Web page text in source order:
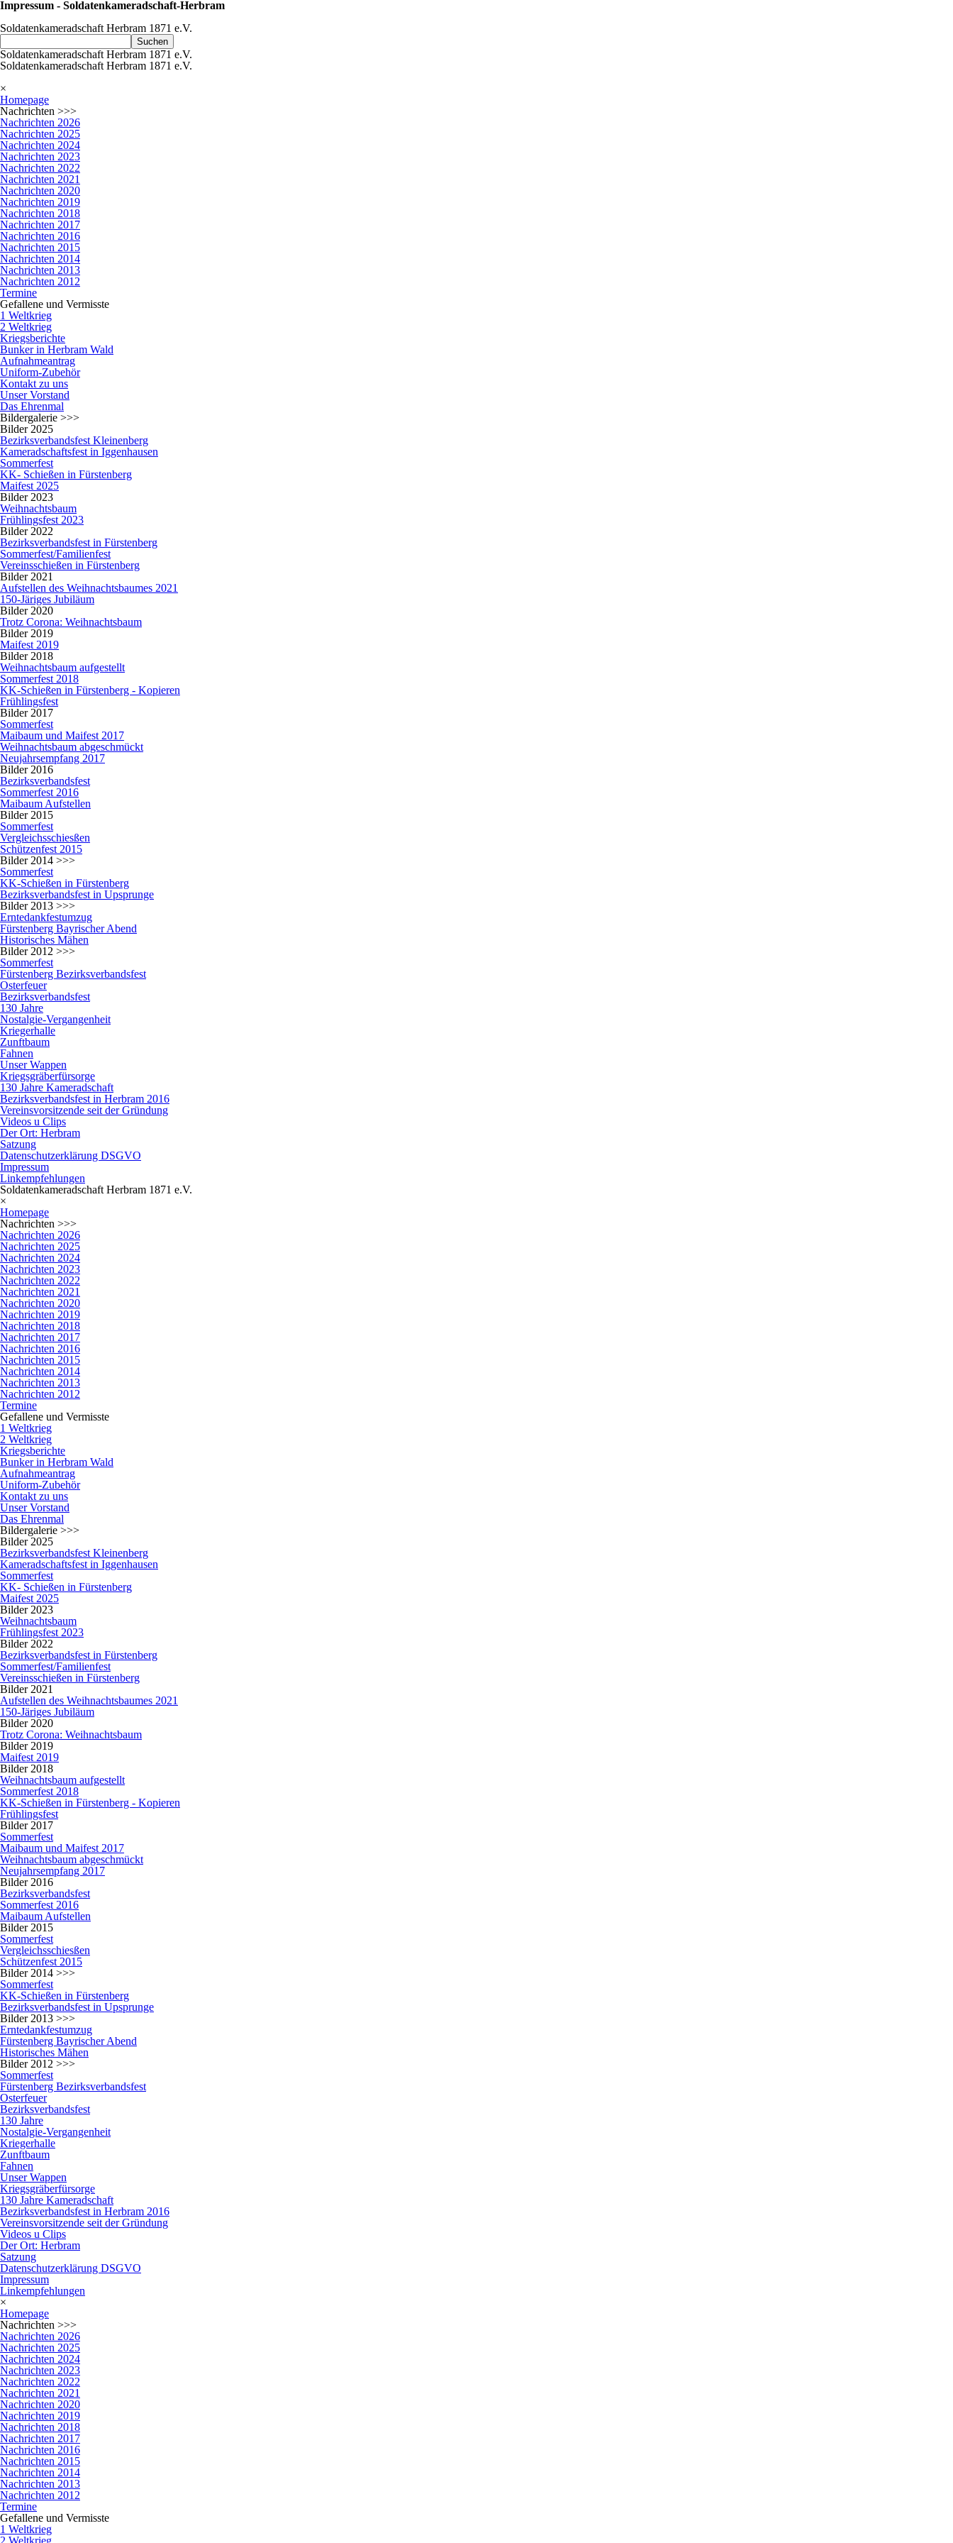
Impressum - Soldatenkameradschaft-Herbram
Soldatenkameradschaft Herbram 1871 e.V.
Suchen
Soldatenkameradschaft Herbram 1871 e.V.
Soldatenkameradschaft Herbram 1871 e.V.
×
Homepage
Nachrichten >>>
Nachrichten 2026
Nachrichten 2025
Nachrichten 2024
Nachrichten 2023
Nachrichten 2022
Nachrichten 2021
Nachrichten 2020
Nachrichten 2019
Nachrichten 2018
Nachrichten 2017
Nachrichten 2016
Nachrichten 2015
Nachrichten 2014
Nachrichten 2013
Nachrichten 2012
Termine
Gefallene und Vermisste
1 Weltkrieg
2 Weltkrieg
Kriegsberichte
Bunker in Herbram Wald
Aufnahmeantrag
Uniform-Zubehör
Kontakt zu uns
Unser Vorstand
Das Ehrenmal
Bildergalerie >>>
Bilder 2025
Bezirksverbandsfest Kleinenberg
Kameradschaftsfest in Iggenhausen
Sommerfest
KK- Schießen in Fürstenberg
Maifest 2025
Bilder 2023
Weihnachtsbaum
Frühlingsfest 2023
Bilder 2022
Bezirksverbandsfest in Fürstenberg
Sommerfest/Familienfest
Vereinsschießen in Fürstenberg
Bilder 2021
Aufstellen des Weihnachtsbaumes 2021
150-Järiges Jubiläum
Bilder 2020
Trotz Corona: Weihnachtsbaum
Bilder 2019
Maifest 2019
Bilder 2018
Weihnachtsbaum aufgestellt
Sommerfest 2018
KK-Schießen in Fürstenberg - Kopieren
Frühlingsfest
Bilder 2017
Sommerfest
Maibaum und Maifest 2017
Weihnachtsbaum abgeschmückt
Neujahrsempfang 2017
Bilder 2016
Bezirksverbandsfest
Sommerfest 2016
Maibaum Aufstellen
Bilder 2015
Sommerfest
Vergleichsschiesßen
Schützenfest 2015
Bilder 2014 >>>
Sommerfest
KK-Schießen in Fürstenberg
Bezirksverbandsfest in Upsprunge
Bilder 2013 >>>
Erntedankfestumzug
Fürstenberg Bayrischer Abend
Historisches Mähen
Bilder 2012 >>>
Sommerfest
Fürstenberg Bezirksverbandsfest
Osterfeuer
Bezirksverbandsfest
130 Jahre
Nostalgie-Vergangenheit
Kriegerhalle
Zunftbaum
Fahnen
Unser Wappen
Kriegsgräberfürsorge
130 Jahre Kameradschaft
Bezirksverbandsfest in Herbram 2016
Vereinsvorsitzende seit der Gründung
Videos u Clips
Der Ort: Herbram
Satzung
Datenschutzerklärung DSGVO
Impressum
Linkempfehlungen
Soldatenkameradschaft Herbram 1871 e.V.
×
Homepage
Nachrichten >>>
Nachrichten 2026
Nachrichten 2025
Nachrichten 2024
Nachrichten 2023
Nachrichten 2022
Nachrichten 2021
Nachrichten 2020
Nachrichten 2019
Nachrichten 2018
Nachrichten 2017
Nachrichten 2016
Nachrichten 2015
Nachrichten 2014
Nachrichten 2013
Nachrichten 2012
Termine
Gefallene und Vermisste
1 Weltkrieg
2 Weltkrieg
Kriegsberichte
Bunker in Herbram Wald
Aufnahmeantrag
Uniform-Zubehör
Kontakt zu uns
Unser Vorstand
Das Ehrenmal
Bildergalerie >>>
Bilder 2025
Bezirksverbandsfest Kleinenberg
Kameradschaftsfest in Iggenhausen
Sommerfest
KK- Schießen in Fürstenberg
Maifest 2025
Bilder 2023
Weihnachtsbaum
Frühlingsfest 2023
Bilder 2022
Bezirksverbandsfest in Fürstenberg
Sommerfest/Familienfest
Vereinsschießen in Fürstenberg
Bilder 2021
Aufstellen des Weihnachtsbaumes 2021
150-Järiges Jubiläum
Bilder 2020
Trotz Corona: Weihnachtsbaum
Bilder 2019
Maifest 2019
Bilder 2018
Weihnachtsbaum aufgestellt
Sommerfest 2018
KK-Schießen in Fürstenberg - Kopieren
Frühlingsfest
Bilder 2017
Sommerfest
Maibaum und Maifest 2017
Weihnachtsbaum abgeschmückt
Neujahrsempfang 2017
Bilder 2016
Bezirksverbandsfest
Sommerfest 2016
Maibaum Aufstellen
Bilder 2015
Sommerfest
Vergleichsschiesßen
Schützenfest 2015
Bilder 2014 >>>
Sommerfest
KK-Schießen in Fürstenberg
Bezirksverbandsfest in Upsprunge
Bilder 2013 >>>
Erntedankfestumzug
Fürstenberg Bayrischer Abend
Historisches Mähen
Bilder 2012 >>>
Sommerfest
Fürstenberg Bezirksverbandsfest
Osterfeuer
Bezirksverbandsfest
130 Jahre
Nostalgie-Vergangenheit
Kriegerhalle
Zunftbaum
Fahnen
Unser Wappen
Kriegsgräberfürsorge
130 Jahre Kameradschaft
Bezirksverbandsfest in Herbram 2016
Vereinsvorsitzende seit der Gründung
Videos u Clips
Der Ort: Herbram
Satzung
Datenschutzerklärung DSGVO
Impressum
Linkempfehlungen
×
Homepage
Nachrichten >>>
Nachrichten 2026
Nachrichten 2025
Nachrichten 2024
Nachrichten 2023
Nachrichten 2022
Nachrichten 2021
Nachrichten 2020
Nachrichten 2019
Nachrichten 2018
Nachrichten 2017
Nachrichten 2016
Nachrichten 2015
Nachrichten 2014
Nachrichten 2013
Nachrichten 2012
Termine
Gefallene und Vermisste
1 Weltkrieg
2 Weltkrieg